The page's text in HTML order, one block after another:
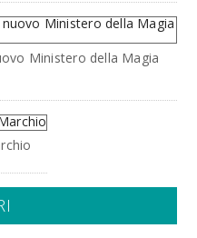
Ministero della Magia